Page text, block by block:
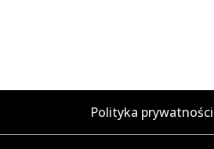
Polityka prywatności